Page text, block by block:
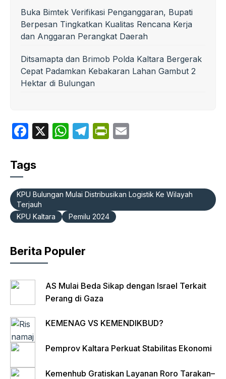
Buka Bimtek Verifikasi Penganggaran, Bupati
Berpesan Tingkatkan Kualitas Rencana Kerja
dan Anggaran Perangkat Daerah
Ditsamapta dan Brimob Polda Kaltara Bergerak
Cepat Padamkan Kebakaran Lahan Gambut 2
Hektar di Bulungan
F
c
b
o
o
k
X
W
A
p
p
T
a
m
P
ie
n
dl
Tags
KPU Bulungan Mulai Distribusikan Logistik Ke Wilayah
Terjauh
KPU Kaltara
Pemilu 2024
Berita Populer
AS Mulai Beda Sikap dengan Israel Terkait
Perang di Gaza
KEMENAG VS KEMENDIKBUD?
Pemprov Kaltara Perkuat Stabilitas Ekonomi
Kemenhub Gratiskan Layanan Roro Tarakan–